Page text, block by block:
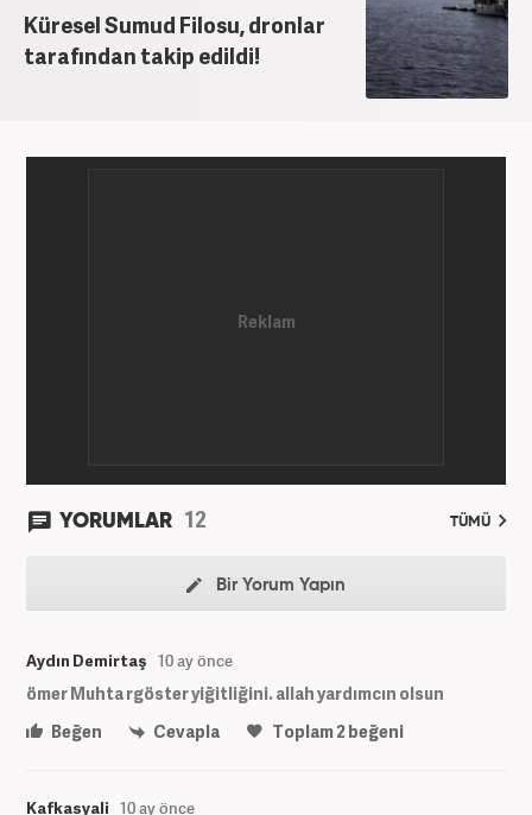
Küresel Sumud Filosu, dronlar
tarafından takip edildi!
YORUMLAR 12 TÜMÜ
Bir Yorum Yapın
Aydın Demirtaş 10 ay önce
ömer Muhta rgöster yiğitliğini. allah yardımcın olsun
Beğen
Cevapla Toplam2 beğeni
Kafkasyali 10 ay önce